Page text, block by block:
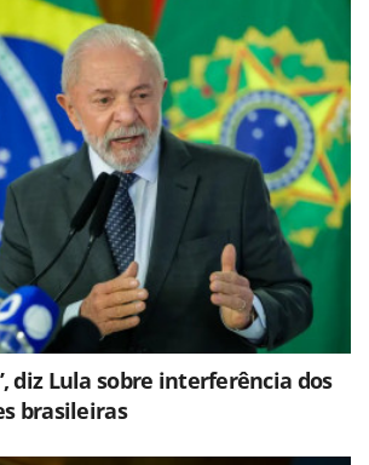
diz Lula sobre interferência dos
brasileiras